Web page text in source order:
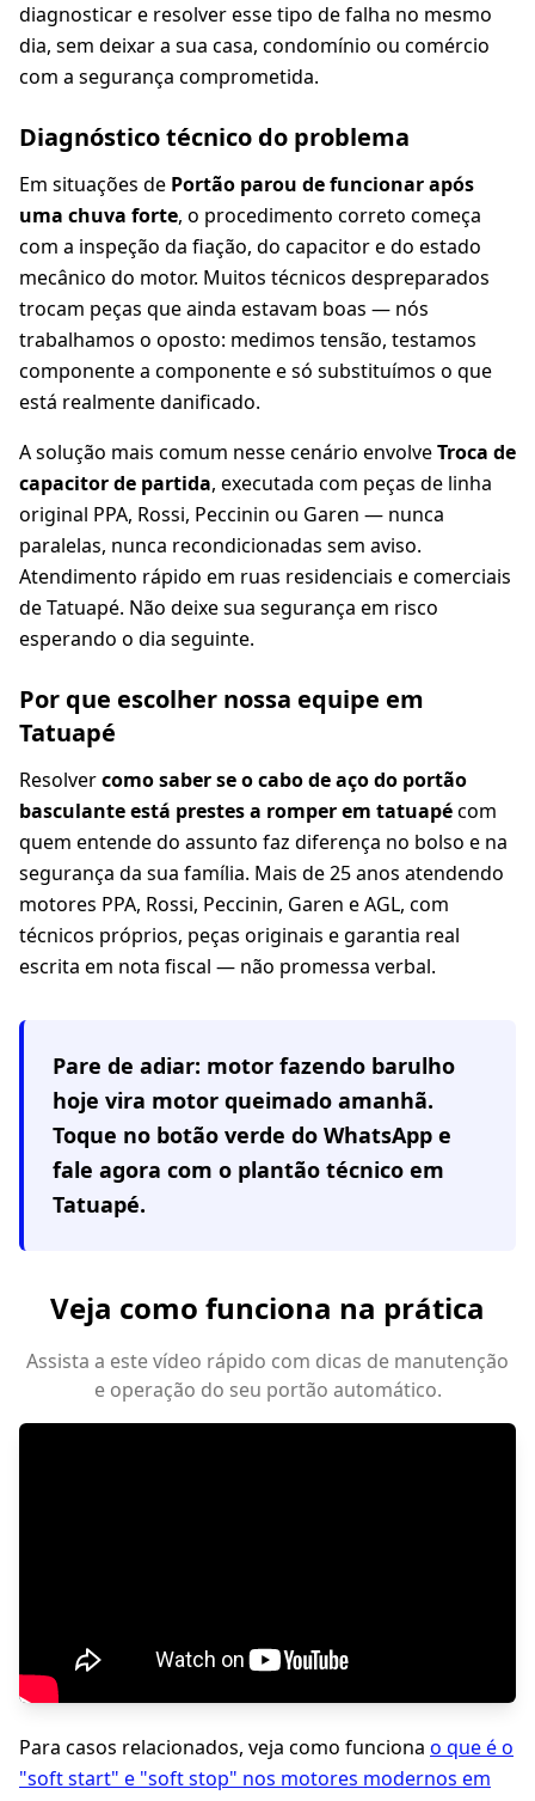
diagnosticar e resolver esse tipo de falha no mesmo
dia, sem deixar a sua casa, condomínio ou comércio
com a segurança comprometida.
Diagnóstico técnico do problema
Em situações de Portão parou de funcionar após
uma chuva forte, o procedimento correto começa
com a inspeção da fiação, do capacitor e do estado
mecânico do motor. Muitos técnicos despreparados
trocam peças que ainda estavam boas — nós
trabalhamos o oposto: medimos tensão, testamos
componente a componente e só substituímos o que
está realmente danificado.
A solução mais comum nesse cenário envolveTroca de
capacitor de partida, executada com peças de linha
original PPA, Rossi, Peccinin ou Garen — nunca
paralelas, nunca recondicionadas sem aviso.
Atendimento rápido em ruas residenciais e comerciais
de Tatuapé. Não deixe sua segurança em risco
esperando o dia seguinte.
Por que escolher nossa equipe em
Tatuapé
Resolvercomo saber se o cabo de aço do portão
basculante está prestes a romper em tatuapécom
quem entende do assunto faz diferença no bolso e na
segurança da sua família. Mais de 25 anos atendendo
motores PPA, Rossi, Peccinin, Garen e AGL, com
técnicos próprios, peças originais e garantia real
escrita em nota fiscal — não promessa verbal.
Pare de adiar: motor fazendo barulho
hoje vira motor queimado amanhã.
Toque no botão verde do WhatsApp e
fale agora com o plantão técnico em
Tatuapé.
Veja como funciona na prática
Assista a este vídeo rápido com dicas de manutenção
e operação do seu portão automático.
Para casos relacionados, veja como funciona o que é o
"soft start" e "soft stop" nos motores modernos em